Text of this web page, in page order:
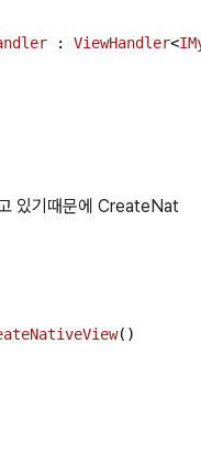
: ViewHandler<
있기때문에 CreateNat
( )